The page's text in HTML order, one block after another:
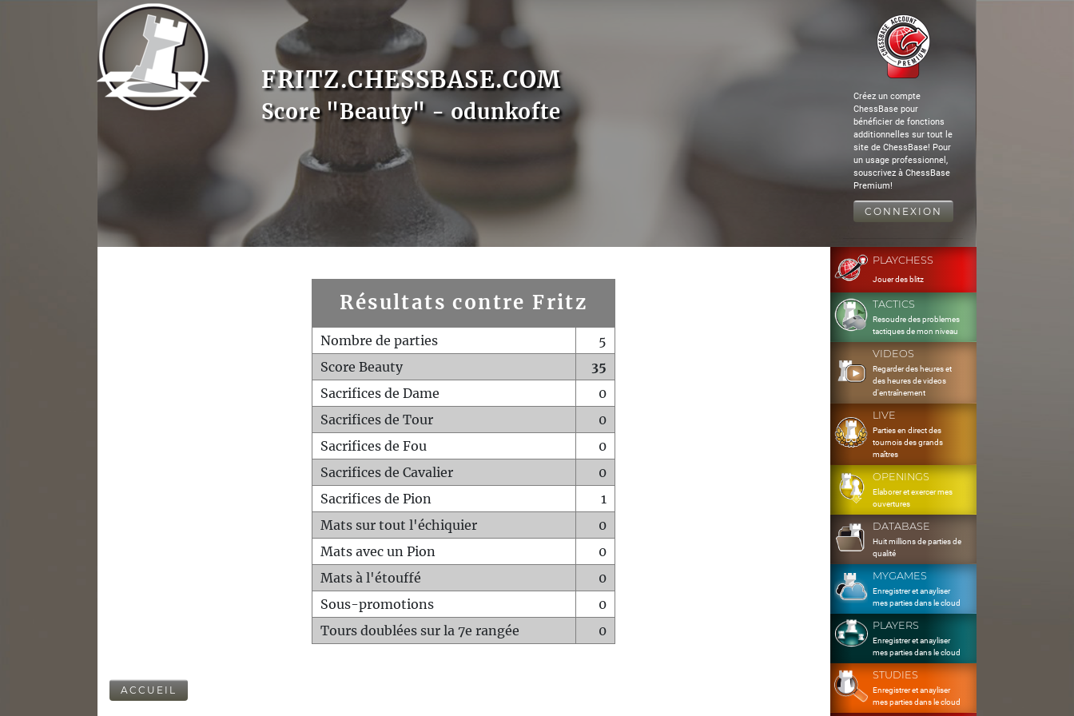
FRITZ.CHESSBASE.COM
Score "Beauty" - odunkofte
Créez un compte
ChessBase pour
bénéficier de fonctions
additionnelles sur tout le
site de ChessBase! Pour
un usage professionnel,
souscrivez à ChessBase
Premium!
CONNEXION
Résultats contre Fritz
Nombre de parties
5
Score Beauty
35
Sacrifices de Dame
0
Sacrifices de Tour
0
Sacrifices de Fou
0
Sacrifices de Cavalier
0
Sacrifices de Pion
1
Mats sur tout l'échiquier
0
Mats avec un Pion
0
Mats à l'étouffé
0
Sous-promotions
0
Tours doublées sur la 7e rangée
0
ACCUEIL
PLAYCHESS
Jouer des blitz
TACTICS
Resoudre des problemes
tactiques de mon niveau
VIDEOS
Regarder des heures et
des heures de videos
d'entraînement
LIVE
Parties en direct des
tournois des grands
maîtres
OPENINGS
Elaborer et exercer mes
ouvertures
DATABASE
Huit millions de parties de
qualité
MYGAMES
Enregistrer et anayliser
mes parties dans le cloud
PLAYERS
Enregistrer et anayliser
mes parties dans le cloud
STUDIES
Enregistrer et anayliser
mes parties dans le cloud